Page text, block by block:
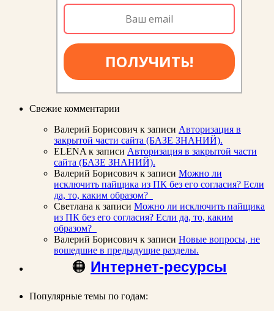
ПОЛУЧИТЬ!
Свежие комментарии
Валерий Борисович к записи Авторизация в
закрытой части сайта (БАЗЕ ЗНАНИЙ).
ELENA к записи Авторизация в закрытой части
сайта (БАЗЕ ЗНАНИЙ).
Валерий Борисович к записи Можно ли
исключить пайщика из ПК без его согласия? Если
да, то, каким образом?
Светлана к записи Можно ли исключить пайщика
из ПК без его согласия? Если да, то, каким
образом?
Валерий Борисович к записи Новые вопросы, не
вошедшие в предыдущие разделы.
🟠 Интернет-ресурсы
Популярные темы по годам: